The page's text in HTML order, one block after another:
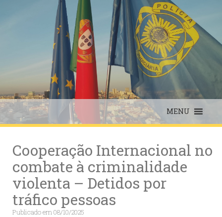
MENU
Cooperação Internacional no
combate à criminalidade
violenta – Detidos por
tráfico pessoas
Publicado em08/10/2025